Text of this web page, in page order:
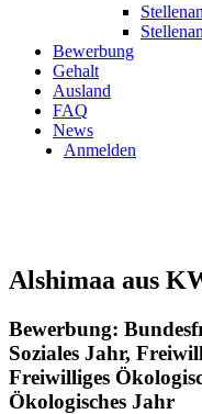
Bewerbung
Gehalt
Ausland
FAQ
News
Anmelden
Alshimaa aus
Bewerbung:
Soziales Jahr,
Freiwilliges
Ökologisches Jahr